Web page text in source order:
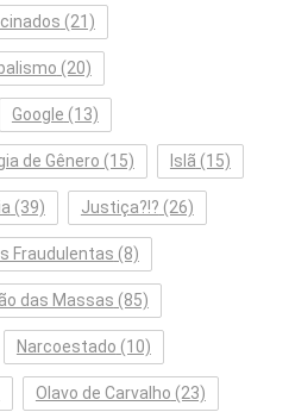
(21)
(20)
Google (13)
de Gênero (15) Islã (15)
(39) Justiça?!? (26)
Fraudulentas (8)
das Massas (85)
Narcoestado (10)
Olavo de Carvalho (23)